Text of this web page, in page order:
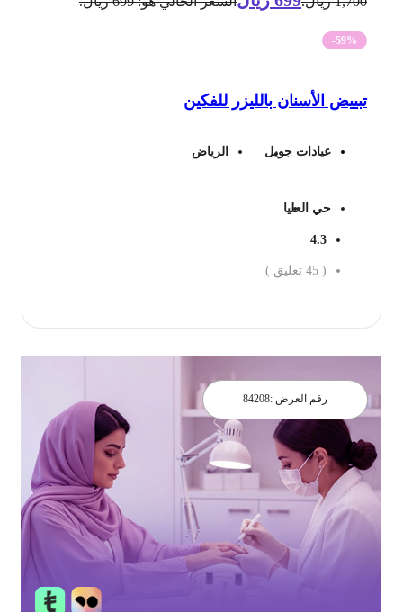
-59%
تبييض الأسنان بالليزر للفكين
عيادات جويل الرياض
حي العليا
4.3
45 تعليق )
رقم العرض : 84208